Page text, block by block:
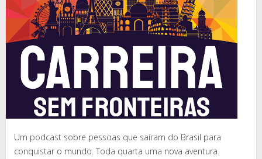
Um podcast sobre pessoas que saíram do Brasil para
conquistar o mundo. Toda quarta uma nova aventura.